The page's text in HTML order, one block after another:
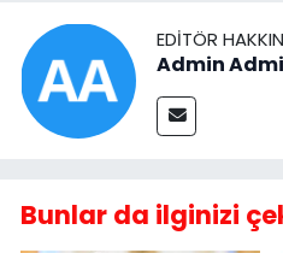
EDITÖR
Admin
Bunlar da ilginizi